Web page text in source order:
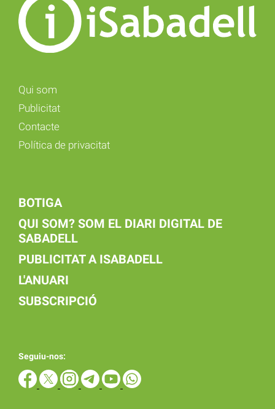
Qui som
Publicitat
Contacte
Política de privacitat
BOTIGA
QUI SOM? SOM EL DIARI DIGITAL DE
SABADELL
PUBLICITAT A ISABADELL
L'ANUARI
SUBSCRIPCIÓ
Seguiu-nos: